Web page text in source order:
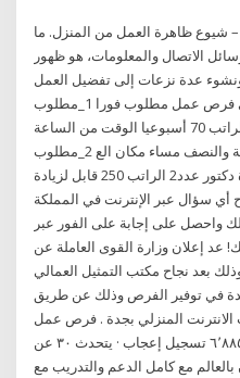
تعديل على التدوينة: 06/03/19 – شيوع ظاهرة العمل من المنزل. ما
الاتصال والمعلومات، هو ظهور
عدة نزعات إلى تفضيل العمل
من المنزل واختيار مشروع شخصي فرص عمل مطلوب فورا 1_مطلوب
موضفة في مجمع ألبسة نسائية الراتب 70 أسبوعيا الوقت من الساعة
الثامنة والنصف إلى الساعة الرابعة والنصف مساء مكان الع 2_مطلوب
فورا مطلوب سكرتيرة في عيادة دكتور عدد2 الراتب 250 قابل لزيادة
سؤال عبر الإنترنت في المملكة
واحصل على إجابة على الفور عبر
عد إعلان وزارة القوى العاملة عن
وذلك بعد نجاح مكتب التمثيل العمالي
بجدة في توفير الفرص وذلك عن طريق
المنزلي بجدة . ‏فرص عمل
من المنزل للجادات فقط‏, ‏الدوحة‏. ‏‏٦٬٨٨٥‏ تسجيل إعجاب · يتحدث ‏٣٠‏ عن
مع كامل الدعم والتدريب مع